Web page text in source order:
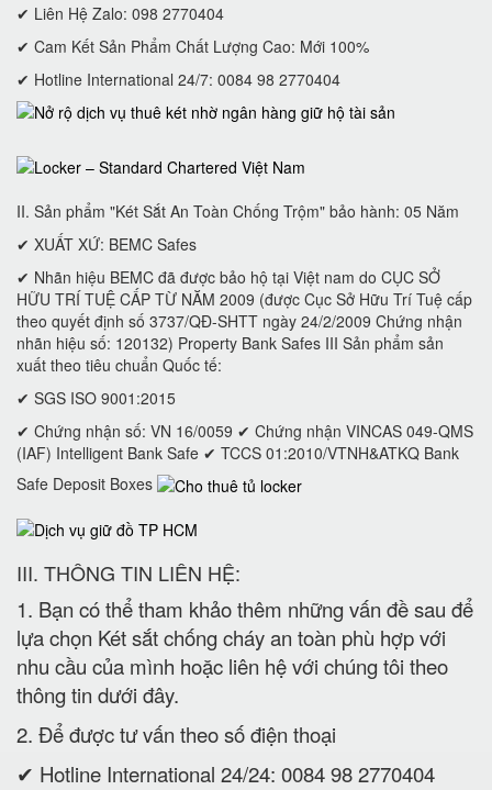
✔ Liên Hệ Zalo: 098 2770404
✔ Cam Kết Sản Phẩm Chất Lượng Cao: Mới 100%
✔ Hotline International 24/7: 0084 98 2770404
II. Sản phẩm "Két Sắt An Toàn Chống Trộm" bảo hành: 05 Năm
✔ XUẤT XỨ: BEMC Safes
✔ Nhãn hiệu BEMC đã được bảo hộ tại Việt nam do CỤC SỞ
HỮU TRÍ TUỆ CẤP TỪ NĂM 2009 (được Cục Sở Hữu Trí Tuệ cấp
theo quyết định số 3737/QĐ-SHTT ngày 24/2/2009 Chứng nhận
nhãn hiệu số: 120132) Property Bank Safes III Sản phẩm sản
xuất theo tiêu chuẩn Quốc tế:
✔ SGS ISO 9001:2015
✔ Chứng nhận số: VN 16/0059 ✔ Chứng nhận VINCAS 049-QMS
(IAF) Intelligent Bank Safe ✔ TCCS 01:2010/VTNH&ATKQ Bank
Safe Deposit Boxes
III. THÔNG TIN LIÊN HỆ:
1. Bạn có thể tham khảo thêm những vấn đề sau để
lựa chọn Két sắt chống cháy an toàn phù hợp với
nhu cầu của mình hoặc liên hệ với chúng tôi theo
thông tin dưới đây.
2. Để được tư vấn theo số điện thoại
✔ Hotline International 24/24: 0084 98 2770404